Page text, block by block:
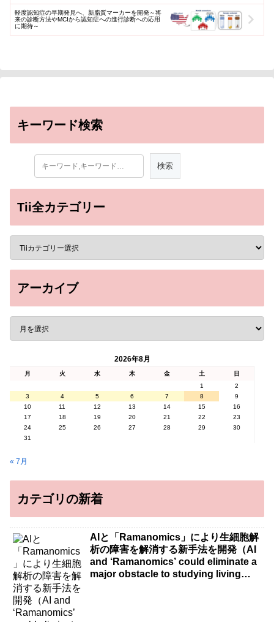
軽度認知症の早期発見へ、新脂質マーカーを開発～将
来の診断方法やMCIから認知症への進行診断への応用
に期待～
キーワード検索
Tii全カテゴリー
アーカイブ
2026年8月
月 火 水 木 金 土
日
1
2
3
4 5 6 7 8
9
10
11 12 13 14 15
16
17
18 19 20 21 22
23
24
25 26 27 28 29
30
31
« 7月
カテゴリの新着
AIと「Ramanomics」により生細胞解
析の障害を解消する新手法を開発（AI
and ‘Ramanomics’ could eliminate a
major obstacle to studying living